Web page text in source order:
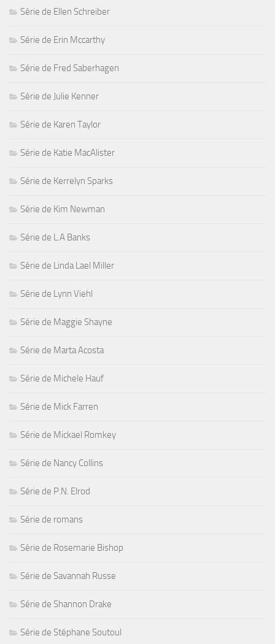
Série de Ellen Schreiber
Série de Erin Mccarthy
Série de Fred Saberhagen
Série de Julie Kenner
Série de Karen Taylor
Série de Katie MacAlister
Série de Kerrelyn Sparks
Série de Kim Newman
Série de L.A Banks
Série de Linda Lael Miller
Série de Lynn Viehl
Série de Maggie Shayne
Série de Marta Acosta
Série de Michele Hauf
Série de Mick Farren
Série de Mickael Romkey
Série de Nancy Collins
Série de P.N. Elrod
Série de romans
Série de Rosemarie Bishop
Série de Savannah Russe
Série de Shannon Drake
Série de Stéphane Soutoul